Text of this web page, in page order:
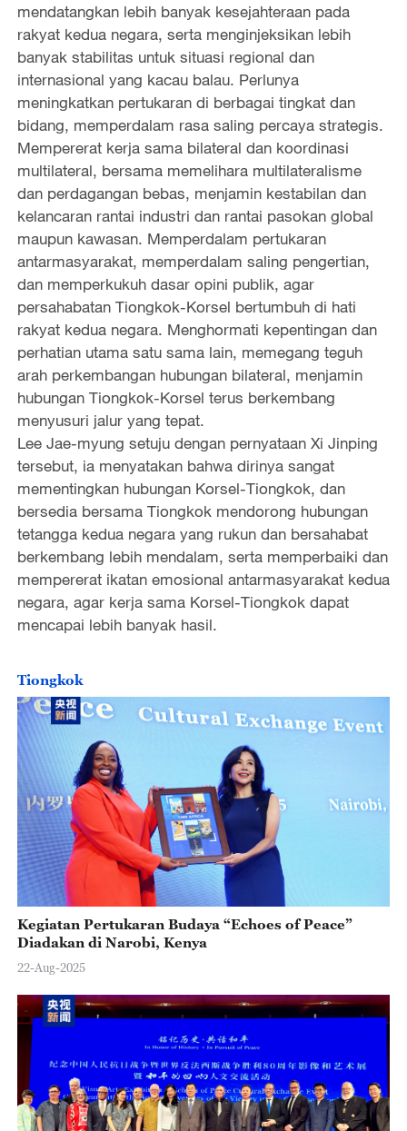
mendatangkan lebih banyak kesejahteraan pada
rakyat kedua negara, serta menginjeksikan lebih
banyak stabilitas untuk situasi regional dan
internasional yang kacau balau. Perlunya
meningkatkan pertukaran di berbagai tingkat dan
bidang, memperdalam rasa saling percaya strategis.
Mempererat kerja sama bilateral dan koordinasi
multilateral, bersama memelihara multilateralisme
dan perdagangan bebas, menjamin kestabilan dan
kelancaran rantai industri dan rantai pasokan global
maupun kawasan. Memperdalam pertukaran
antarmasyarakat, memperdalam saling pengertian,
dan memperkukuh dasar opini publik, agar
persahabatan Tiongkok-Korsel bertumbuh di hati
rakyat kedua negara. Menghormati kepentingan dan
perhatian utama satu sama lain, memegang teguh
arah perkembangan hubungan bilateral, menjamin
hubungan Tiongkok-Korsel terus berkembang
menyusuri jalur yang tepat.
Lee Jae-myung setuju dengan pernyataan Xi Jinping
tersebut, ia menyatakan bahwa dirinya sangat
mementingkan hubungan Korsel-Tiongkok, dan
bersedia bersama Tiongkok mendorong hubungan
tetangga kedua negara yang rukun dan bersahabat
berkembang lebih mendalam, serta memperbaiki dan
mempererat ikatan emosional antarmasyarakat kedua
negara, agar kerja sama Korsel-Tiongkok dapat
mencapai lebih banyak hasil.
Tiongkok
Kegiatan Pertukaran Budaya “Echoes of Peace”
Diadakan di Narobi, Kenya
22-Aug-2025